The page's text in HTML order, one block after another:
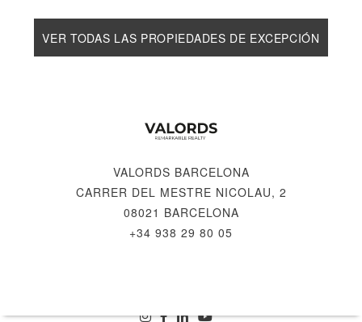
VER TODAS LAS PROPIEDADES DE EXCEPCIÓN
VALORDS BARCELONA
CARRER DEL MESTRE NICOLAU, 2
08021 BARCELONA
+34 938 29 80 05